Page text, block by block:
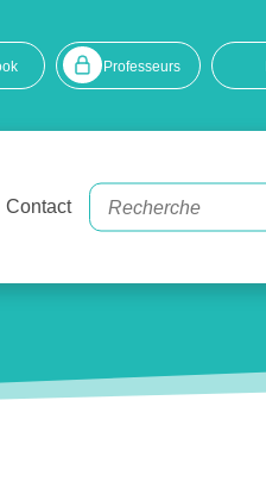
Professeurs
Contact